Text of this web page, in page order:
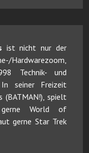
ist nicht nur der
Hardwarezoom,
Technik- und
In seiner Freizeit
(BATMAN!), spielt
gerne World of
gerne Star Trek